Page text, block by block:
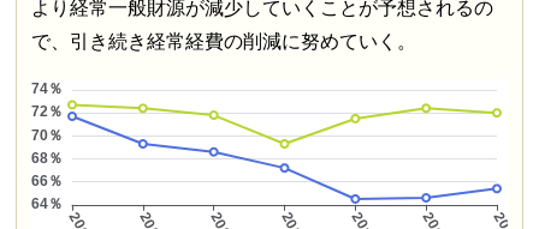
より経常一般財源が減少していくことが予想されるの
で、引き続き経常経費の削減に努めていく。